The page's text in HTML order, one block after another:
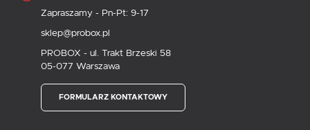
Zapraszamy - Pn-Pt: 9-17
sklep@probox.pl
PROBOX - ul. Trakt Brzeski 58
05-077 Warszawa
FORMULARZ KONTAKTOWY